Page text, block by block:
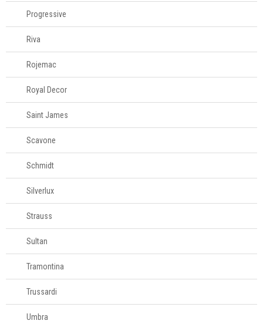
Progressive
Riva
Rojemac
Royal Decor
Saint James
Scavone
Schmidt
Silverlux
Strauss
Sultan
Tramontina
Trussardi
Umbra